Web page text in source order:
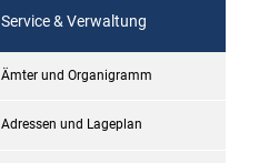
Service & Verwaltung
Ämter und Organigramm
Adressen und Lageplan